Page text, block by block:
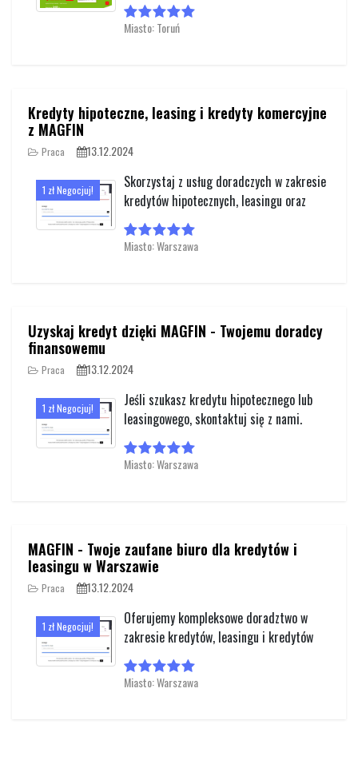
Miasto: Toruń
Kredyty hipoteczne, leasing i kredyty komercyjne
z MAGFIN
Praca 13.12.2024
1 zł Negocjuj!
Skorzystaj z usług doradczych w zakresie
kredytów hipotecznych, leasingu oraz
Miasto: Warszawa
Uzyskaj kredyt dzięki MAGFIN - Twojemu doradcy
finansowemu
Praca 13.12.2024
1 zł Negocjuj!
Jeśli szukasz kredytu hipotecznego lub
leasingowego, skontaktuj się z nami.
Miasto: Warszawa
MAGFIN - Twoje zaufane biuro dla kredytów i
leasingu w Warszawie
Praca 13.12.2024
1 zł Negocjuj!
Oferujemy kompleksowe doradztwo w
zakresie kredytów, leasingu i kredytów
Miasto: Warszawa